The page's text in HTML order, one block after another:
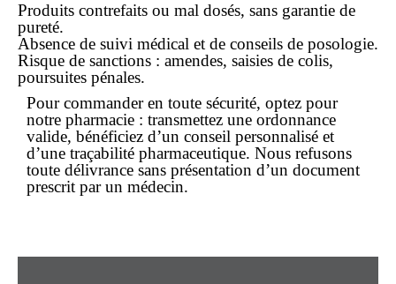
Produits contrefaits ou mal dosés, sans garantie de
pureté.
Absence de suivi médical et de conseils de posologie.
Risque de sanctions : amendes, saisies de colis,
poursuites pénales.
Pourcommanderen toute sécurité, optez pour
notre pharmacie : transmettez une ordonnance
valide, bénéficiez d’un conseil personnalisé et
d’une traçabilité pharmaceutique. Nous refusons
toute délivrance sans présentation d’un document
prescrit par un médecin.